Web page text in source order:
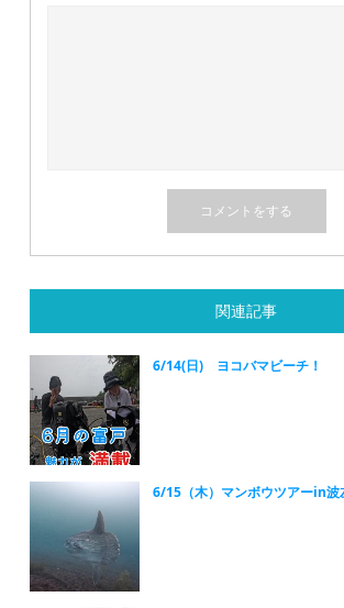
関連記事
6/14(日) ヨコバマビーチ！
6/15（木）マンボウツアーin波